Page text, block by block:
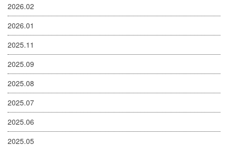
2026.02
2026.01
2025.11
2025.09
2025.08
2025.07
2025.06
2025.05